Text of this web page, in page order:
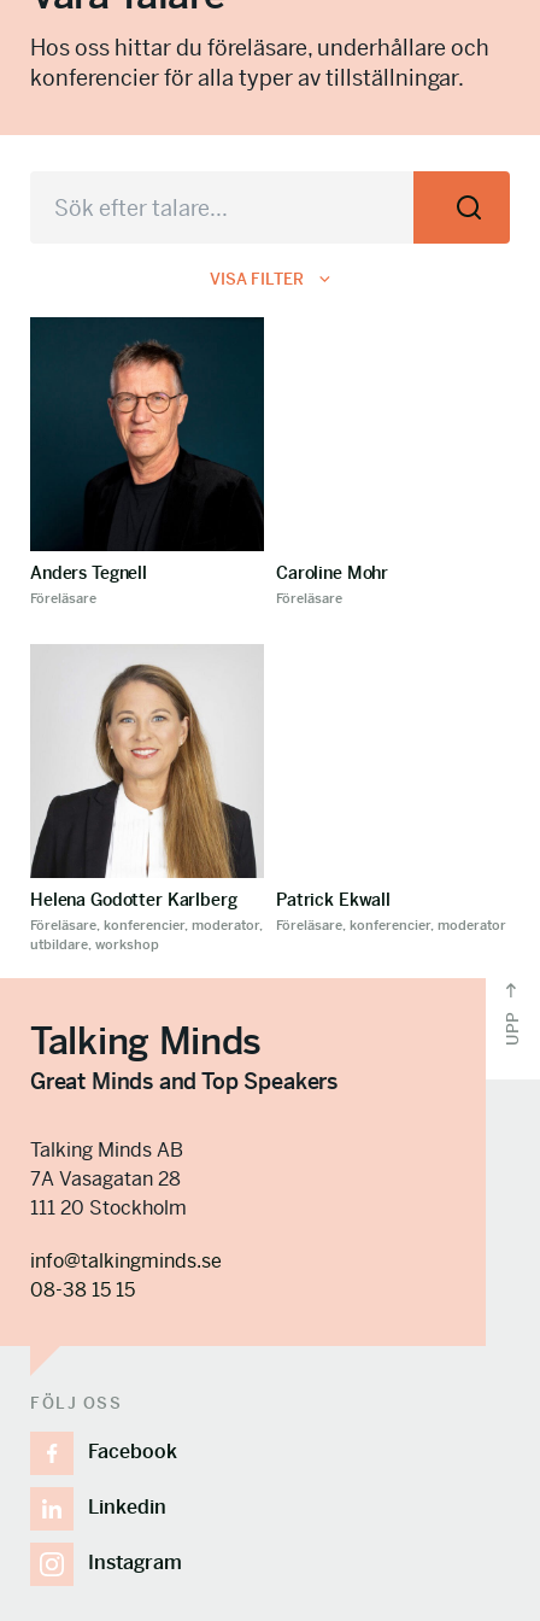
info@talkingminds.se
Hos oss hittar du föreläsare, underhållare och
konferencier för alla typer av tillställningar.
VISA FILTER
Anders Tegnell
Föreläsare
Caroline Mohr
Föreläsare
Helena Godotter Karlberg
Föreläsare, konferencier, moderator,
utbildare, workshop
Patrick Ekwall
Föreläsare, konferencier, moderator
Talking Minds
Great Minds and Top Speakers
Talking Minds AB
7A Vasagatan 28
111 20 Stockholm
info@talkingminds.se
08-38 15 15
UPP
FÖLJ OSS
Facebook
Linkedin
Instagram